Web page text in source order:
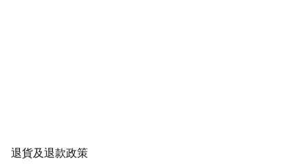
退貨及退款政策